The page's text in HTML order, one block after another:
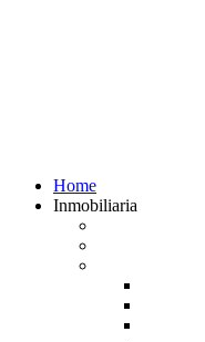
Home
Inmobiliaria